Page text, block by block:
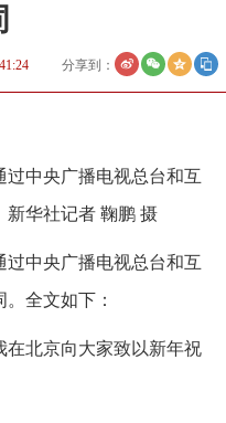
分享到：
过中央广播电视总台和互
新华社记者 鞠鹏 摄
过中央广播电视总台和互
全文如下：
在北京向大家致以新年祝